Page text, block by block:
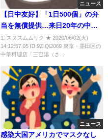
ニュース
【日中友好】「1日500個」の弁
当を無償提供…来日20年の中華
料理店店主に全国各地から反響
「涙が出た」
1: スヌスムムリク ★ 2020/06/02(火)
14:12:57.05 ID:9ZIQl2069 東京・墨田区の
中華料理店「三巴湯（さ...
ニュース
感染大国アメリカでマスクなし